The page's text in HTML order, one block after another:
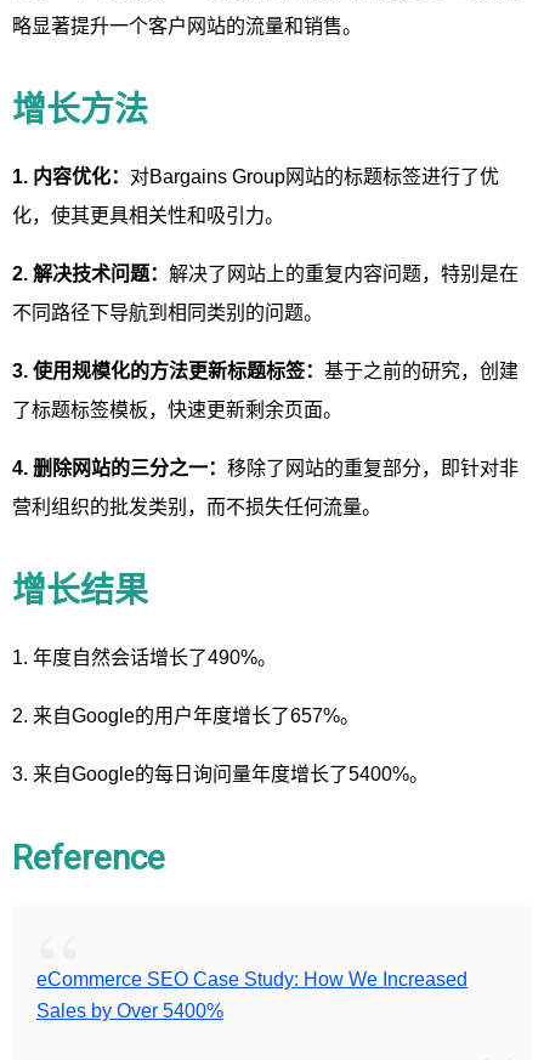
略显著提升一个客户网站的流量和销售。
增长方法
1. 内容优化： 对Bargains Group网站的标题标签进行了优
化，使其更具相关性和吸引力。
2. 解决技术问题： 解决了网站上的重复内容问题，特别是在
不同路径下导航到相同类别的问题。
3. 使用规模化的方法更新标题标签： 基于之前的研究，创建
了标题标签模板，快速更新剩余页面。
4. 删除网站的三分之一： 移除了网站的重复部分，即针对非
营利组织的批发类别，而不损失任何流量。
增长结果
1. 年度自然会话增长了490%。
2. 来自Google的用户年度增长了657%。
3. 来自Google的每日询问量年度增长了5400%。
Reference
eCommerce SEO Case Study: How We Increased
Sales by Over 5400%